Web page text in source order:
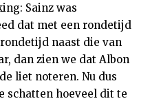
Sainz was
dat met een rondetijd
rondetijd naast die van
dan zien we dat Albon
liet noteren. Nu dus
schatten hoeveel dit te